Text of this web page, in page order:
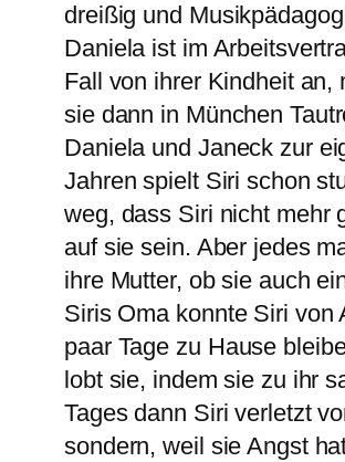
dreißig und
Daniela ist im
Fall von ihrer Kindheit an,
sie dann in München
Daniela und Janeck zur
Jahren spielt Siri schon
weg, dass Siri nicht mehr
auf sie sein. Aber jedes
ihre Mutter, ob sie auch
Siris Oma konnte Siri von
paar Tage zu Hause
lobt sie, indem sie zu ihr
Tages dann Siri verletzt
sondern, weil sie Angst